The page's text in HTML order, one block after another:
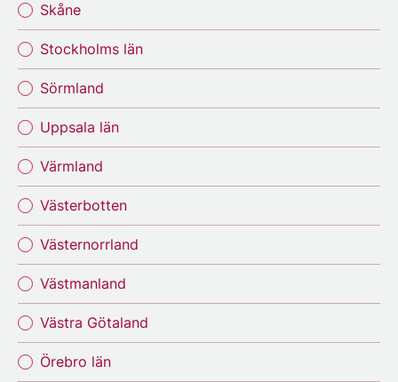
Skåne
Stockholms län
Sörmland
Uppsala län
Värmland
Västerbotten
Västernorrland
Västmanland
Västra Götaland
Örebro län